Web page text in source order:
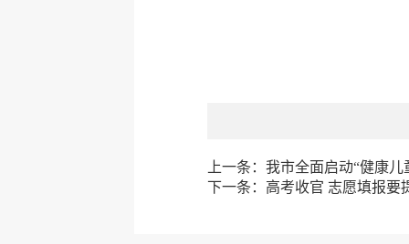
上一条： 我市全面启动“健康
下一条： 高考收官 志愿填报要